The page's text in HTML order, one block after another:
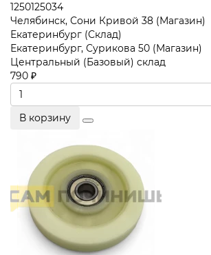
1250125034
Челябинск, Сони Кривой 38 (Магазин)
Екатеринбург (Склад)
Екатеринбург, Сурикова 50 (Магазин)
Центральный (Базовый) склад
790 ₽
В корзину